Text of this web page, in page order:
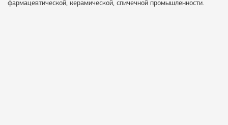
фармацевтической, керамической, спичечной промышленности.